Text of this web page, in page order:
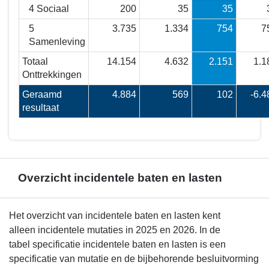
4 Sociaal
200 35 35
5
Samenleving
3.735 1.334 754
Totaal
Onttrekkingen
14.154 4.632 2.151
Geraamd
resultaat
4.884 569 102 -
Overzicht incidentele baten en lasten
Terug
naar
navigatie
Het overzicht van incidentele baten en lasten kent
alleen incidentele mutaties in 2025 en 2026. In de
tabel specificatie incidentele baten en lasten is een
specificatie van mutatie en de bijbehorende besluitvorming